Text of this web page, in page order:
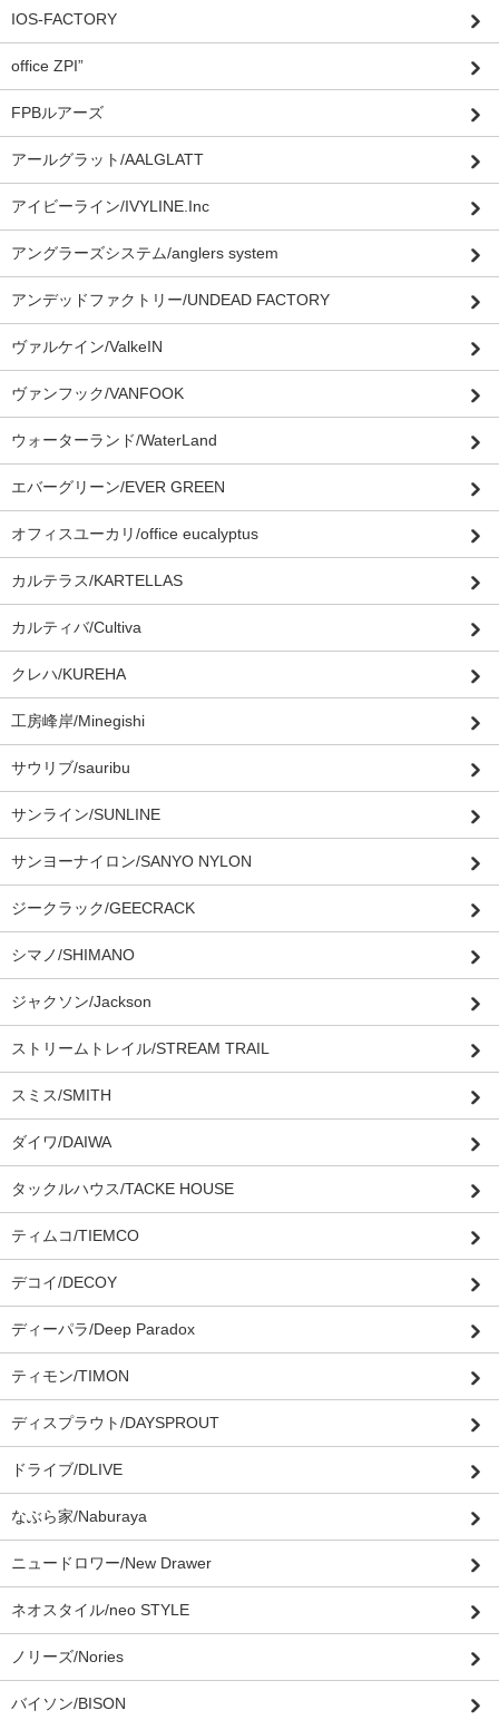
IOS-FACTORY
office ZPI”
FPBルアーズ
アールグラット/AALGLATT
アイビーライン/IVYLINE.Inc
アングラーズシステム/anglers system
アンデッドファクトリー/UNDEAD FACTORY
ヴァルケイン/ValkeIN
ヴァンフック/VANFOOK
ウォーターランド/WaterLand
エバーグリーン/EVER GREEN
オフィスユーカリ/office eucalyptus
カルテラス/KARTELLAS
カルティバ/Cultiva
クレハ/KUREHA
工房峰岸/Minegishi
サウリブ/sauribu
サンライン/SUNLINE
サンヨーナイロン/SANYO NYLON
ジークラック/GEECRACK
シマノ/SHIMANO
ジャクソン/Jackson
ストリームトレイル/STREAM TRAIL
スミス/SMITH
ダイワ/DAIWA
タックルハウス/TACKE HOUSE
ティムコ/TIEMCO
デコイ/DECOY
ディーパラ/Deep Paradox
ティモン/TIMON
ディスプラウト/DAYSPROUT
ドライブ/DLIVE
なぶら家/Naburaya
ニュードロワー/New Drawer
ネオスタイル/neo STYLE
ノリーズ/Nories
バイソン/BISON